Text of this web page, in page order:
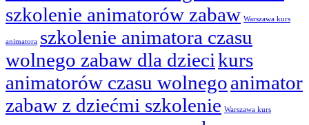
szkolenie animatorów zabaw Warszawa kurs
animatora szkolenie animatora czasu
wolnego zabaw dla dziecikurs
animatorów czasu wolnegoanimator
zabaw z dziećmi szkolenie Warszawa kurs